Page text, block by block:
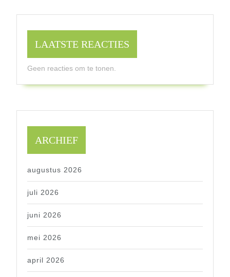
LAATSTE REACTIES
Geen reacties om te tonen.
ARCHIEF
augustus 2026
juli 2026
juni 2026
mei 2026
april 2026